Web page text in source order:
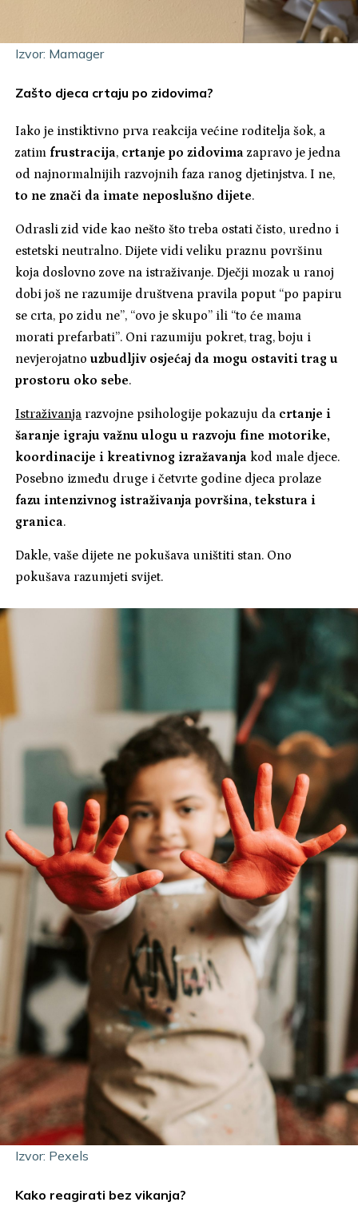
Izvor: Mamager
Zašto djeca crtaju po zidovima?
Iako je instiktivno prva reakcija većine roditelja šok, a
zatim frustracija, crtanje po zidovima zapravo je jedna
od najnormalnijih razvojnih faza ranog djetinjstva. I ne,
to ne znači da imate neposlušno dijete.
Odrasli zid vide kao nešto što treba ostati čisto, uredno i
estetski neutralno. Dijete vidi veliku praznu površinu
koja doslovno zove na istraživanje. Dječji mozak u ranoj
dobi još ne razumije društvena pravila poput “po papiru
se crta, po zidu ne”, “ovo je skupo” ili “to će mama
morati prefarbati”. Oni razumiju pokret, trag, boju i
nevjerojatnouzbudljiv osjećaj da mogu ostaviti trag u
prostoru oko sebe.
Istraživanja razvojne psihologije pokazuju da crtanje i
šaranje igraju važnu ulogu u razvoju fine motorike,
koordinacije i kreativnog izražavanja kod male djece.
Posebno između druge i četvrte godine djeca prolaze
fazu intenzivnog istraživanja površina, tekstura i
granica.
Dakle, vaše dijete ne pokušava uništiti stan. Ono
pokušava razumjeti svijet.
Izvor: Pexels
Kako reagirati bez vikanja?